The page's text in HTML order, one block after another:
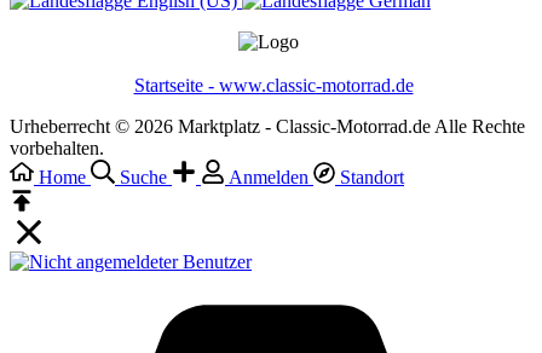
Startseite - www.classic-motorrad.de
Urheberrecht © 2026 Marktplatz - Classic-Motorrad.de Alle Rechte
vorbehalten.
Home
Suche Anmelden Standort